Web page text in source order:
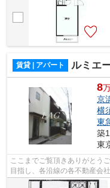
賃貸 | アパート ルミエ
8
京
横
東
築
東
ここまでご覧頂きありがとう
目指し、各沿線の各不動産会
様へ提供しております！最新の